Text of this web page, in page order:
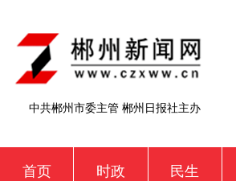
中共郴州市委主管 郴州日报社主办
首页 时政 民生